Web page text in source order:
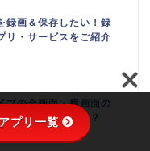
録画＆保存したい！録
リ・サービスをご紹介
ブの全画面・横画面の
ススメの見方とは？
プリ一覧